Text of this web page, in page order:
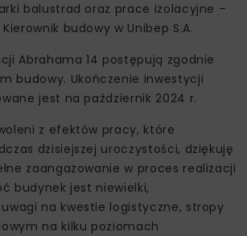
balustrad oraz prace izolacyjne –
budowy w Unibep S.A.
Abrahama 14 postępują zgodnie
budowy. Ukończenie inwestycji
jest na październik 2024 r.
z efektów pracy, które
dzisiejszej uroczystości, dziękuję
zaangażowanie w proces realizacji
budynek jest niewielki,
na kwestie logistyczne, stropy
na kilku poziomach